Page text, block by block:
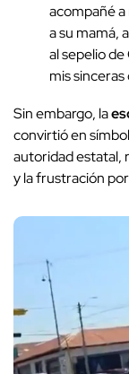
acompañé
a su mamá,
al sepelio
mis
Sin embargo, la
convirtió en
autoridad estatal,
y la frustración